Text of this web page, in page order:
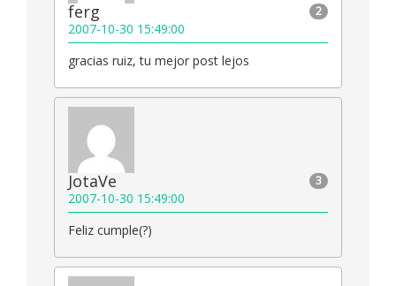
2
ferg
2007-10-30 15:49:00
gracias ruiz, tu mejor post lejos
3
JotaVe
2007-10-30 15:49:00
Feliz cumple(?)